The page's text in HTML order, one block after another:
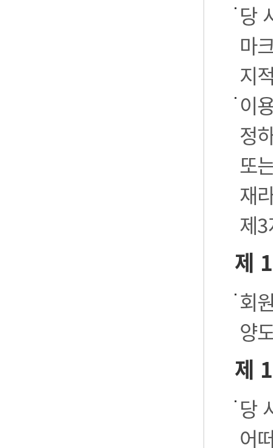
당
마
지
이
정
또
재
제
제
회
양
제
당
어